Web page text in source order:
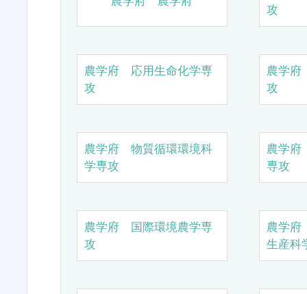
攻
農学府 応用生命化学専
攻
農学
攻
農学府 物質循環環境科
学専攻
農学
専攻
農学府 国際環境農学専
攻
農学
生産科